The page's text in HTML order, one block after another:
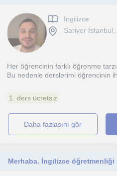
Ingilizce
Sariyer İstanbul,
Her öğrencinin farklı öğrenme
Bu nedenle derslerimi öğrencinin
1. ders ücretsiz
daha fazlasını gör